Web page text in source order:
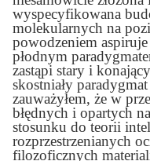
wyspecyfikowana
molekularnych na
powodzeniem
płodnym
zastąpi stary i
skostniały
zauważyłem, że w
błędnych i opartych
stosunku do teorii
rozprzestrzenianych
filozoficznych